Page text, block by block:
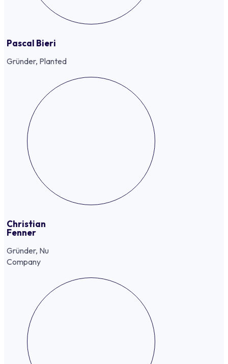
Pascal Bieri
Gründer, Planted
Christian
Fenner
Gründer, Nu
Company